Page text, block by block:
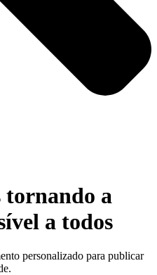
tornando a
a todos
personalizado para publicar